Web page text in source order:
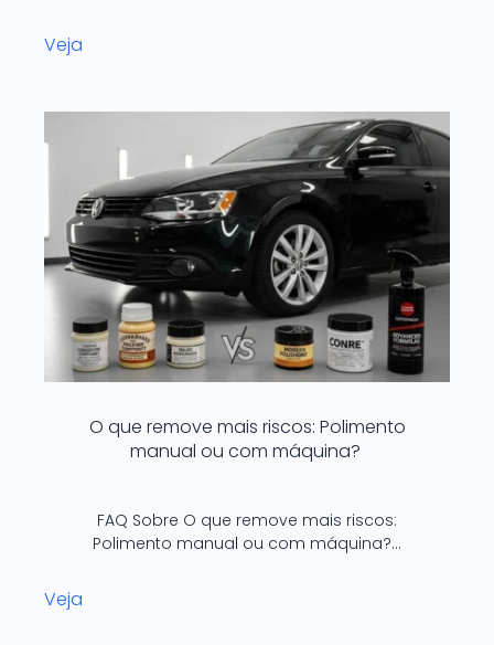
Veja
O que remove mais riscos: Polimento
manual ou com máquina?
FAQ Sobre O que remove mais riscos:
Polimento manual ou com máquina?…
Veja